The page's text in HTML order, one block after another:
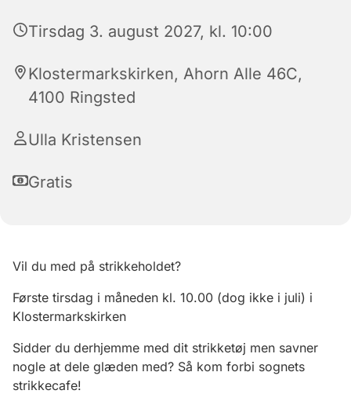
Tirsdag 3. august 2027, kl. 10:00
Klostermarkskirken, Ahorn Alle 46C,
4100 Ringsted
Ulla Kristensen
Gratis
Vil du med på strikkeholdet?
Første tirsdag i måneden kl. 10.00 (dog ikke i juli) i
Klostermarkskirken
Sidder du derhjemme med dit strikketøj men savner
nogle at dele glæden med? Så kom forbi sognets
strikkecafe!